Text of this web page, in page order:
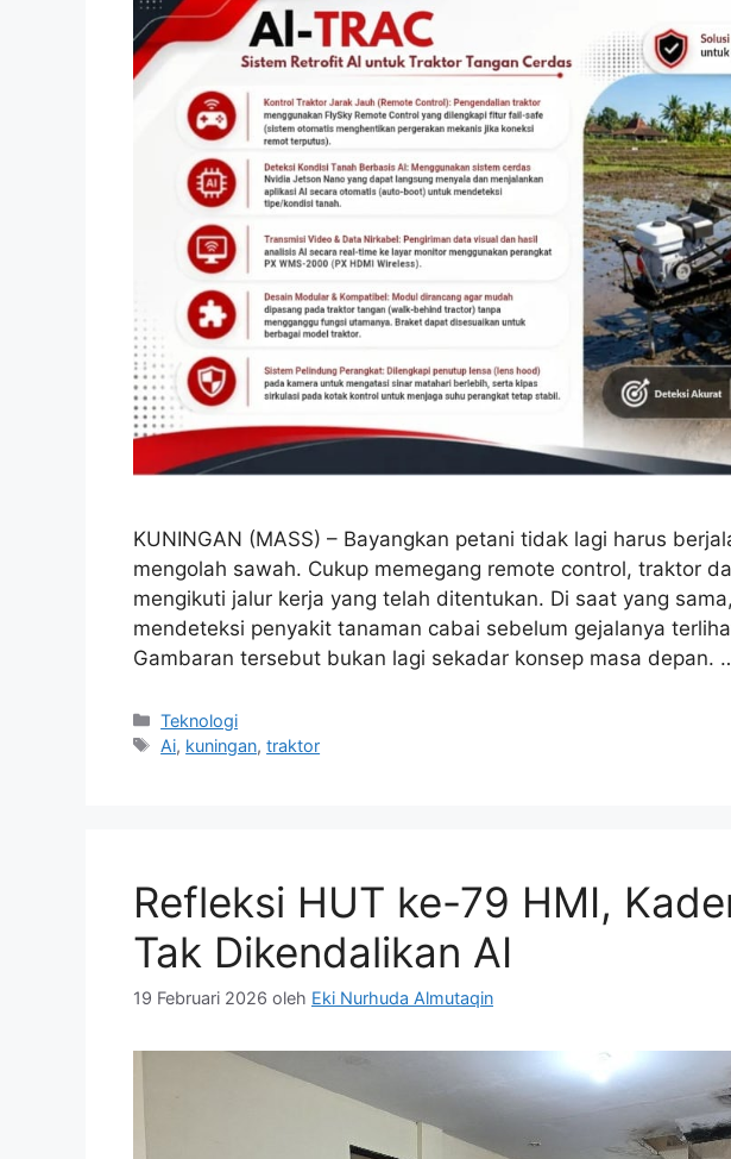
KUNINGAN (MASS) – Bayangkan petani tidak lagi harus
mengolah sawah. Cukup memegang remote control, traktor
mengikuti jalur kerja yang telah ditentukan. Di saat yang
mendeteksi penyakit tanaman cabai sebelum gejalanya
Gambaran tersebut bukan lagi sekadar konsep masa depan.
Kategori
Teknologi
Tag
Ai, kuningan,traktor
Refleksi HUT ke-79 HMI,
Tak Dikendalikan AI
19 Februari 2026 oleh Eki Nurhuda Almutaqin